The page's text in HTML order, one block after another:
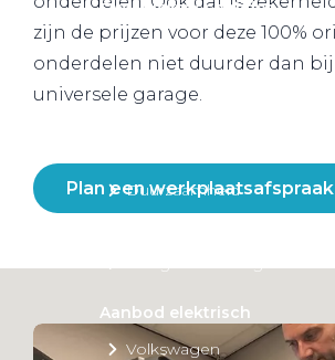
Over elektrisch rijden
Over elektrisch rijden
Duurzaamheid
Aanbod elektrisch
Volkswagen
zijn de prijzen voor deze 100%
onderdelen niet duurder dan bij
universele garage.
Plan een werkplaatsafspraak